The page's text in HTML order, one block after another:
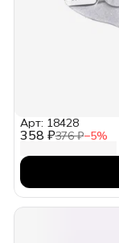
358 ₽376 ₽−5%
Арт: 18428